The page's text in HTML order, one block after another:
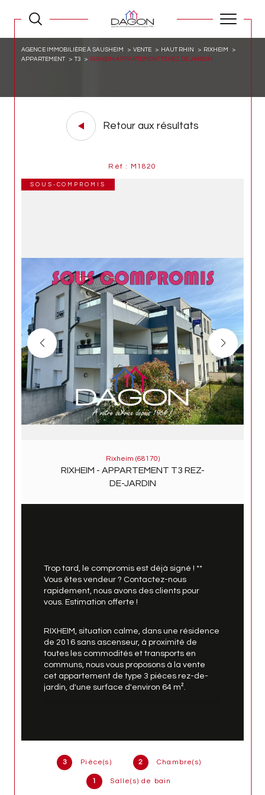
AGENCE IMMOBILIÈRE À SAUSHEIM VENTE HAUT RHIN
RIXHEIM
APPARTEMENT
T3 RIXHEIM APPARTEMENT T3 REZ DE JARDIN
Retour aux résultats
Réf : M1820
SOUS-COMPROMIS
Rixheim (68170)
RIXHEIM - APPARTEMENT T3 REZ-
DE-JARDIN
3 Pièce(s) 2 Chambre(s)
1 Salle(s) de bain
Trop tard, le compromis est déjà signé ! **
Vous êtes vendeur ? Contactez-nous
rapidement, nous avons des clients pour
vous. Estimation offerte !
RIXHEIM, situation calme, dans une résidence
de 2016 sans ascenseur, à proximité de
toutes les commodités et transports en
communs, nous vous proposons à la vente
cet appartement de type 3 pièces rez-de-
jardin, d'une surface d'environ 64 m².
une aménagée en dressing, une pièce de vie
avec douche.
A l'extérieur, une terrasse couverte et un